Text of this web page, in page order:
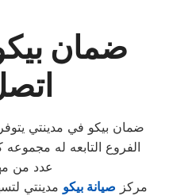
ضمان
ضمان بيكو في مدينتي
الفروع التابعه له
عدد من
مركز صيانة بيكو مدينتي